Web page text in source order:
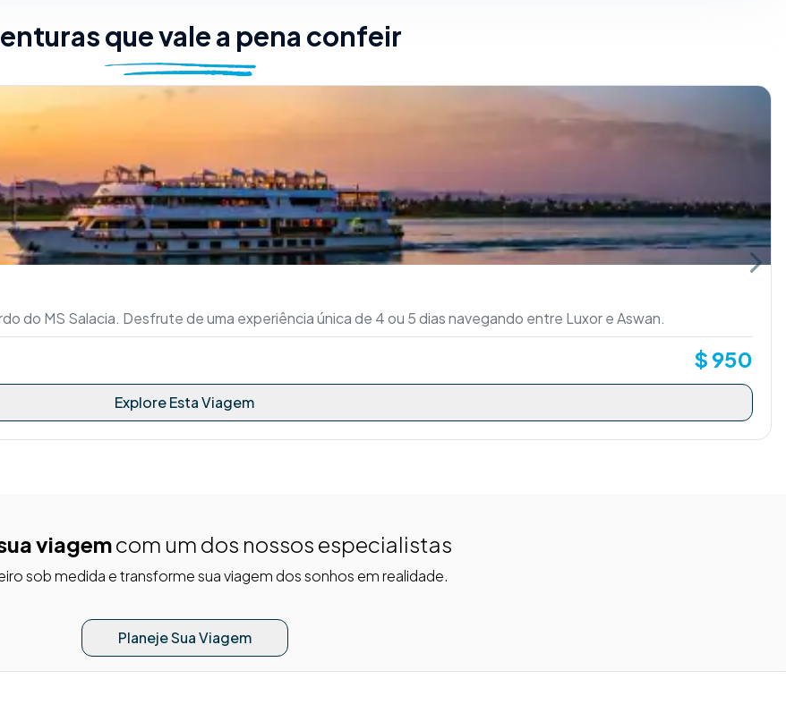
que vale a pena confeir
do MS Salacia. Desfrute de uma experiência única de 4 ou 5 dias navegando entre Luxor e Aswan.
$ 950
Explore Esta Viagem
Next
viagemcom um dos nossos especialistas
sob medida e transforme sua viagem dos sonhos em realidade.
Planeje Sua Viagem